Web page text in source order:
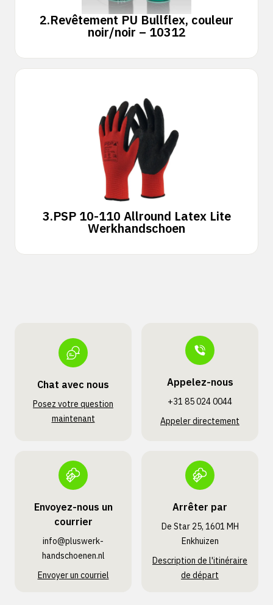
2.Revêtement PU Bullflex, couleur
noir/noir – 10312
3.PSP 10-110 Allround Latex Lite
Werkhandschoen
Chat avec nous
Posez votre question
maintenant
Appelez-nous
+31 85 024 0044
Appeler directement
Envoyez-nous un
courrier
info@pluswerk­
handschoenen.nl
Envoyer un courriel
Arrêter par
De Star 25, 1601 MH
Enkhuizen
Description de l'itinéraire
de départ